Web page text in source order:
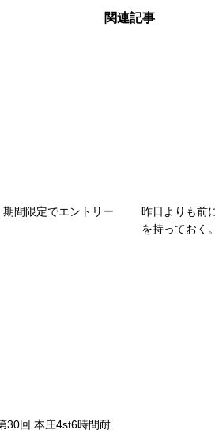
関連記事
間限定でエントリー
昨日よりも前
を持っておく
30回 本庄4st6時間耐